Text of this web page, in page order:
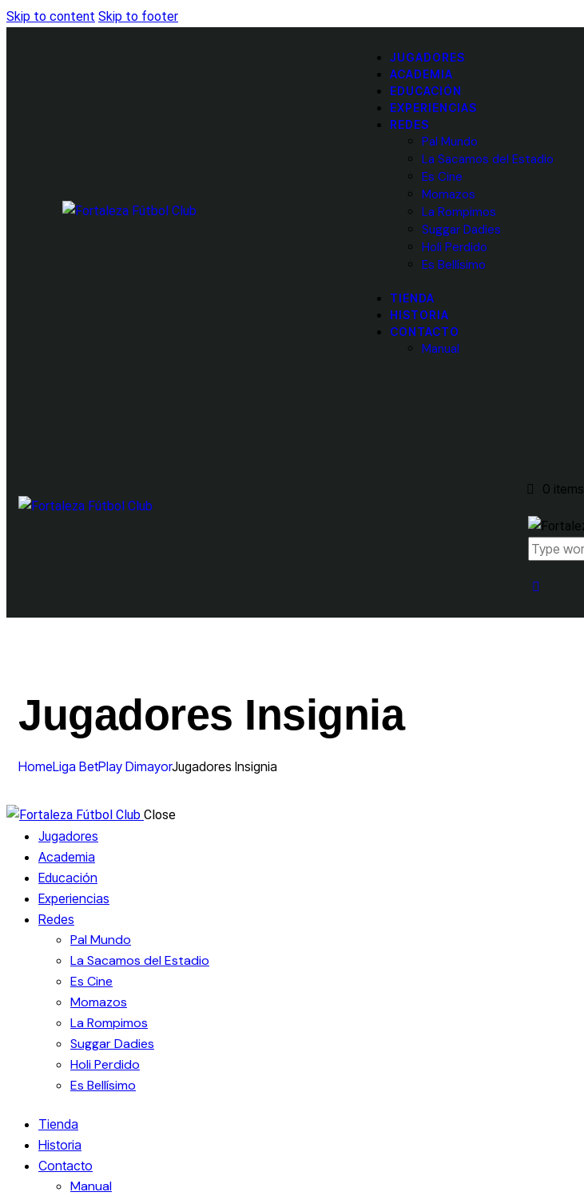
Skip to content Skip to footer
JUGADORES
ACADEMIA
EDUCACIÓN
EXPERIENCIAS
REDES
Pal Mundo
La Sacamos del Estadio
Es Cine
Momazos
La Rompimos
Suggar Dadies
Holi Perdido
Es Bellísimo
TIENDA
HISTORIA
CONTACTO
Manual
0 items
Jugadores Insignia
HomeLiga BetPlay DimayorJugadores Insignia
Close
Jugadores
Academia
Educación
Experiencias
Redes
Pal Mundo
La Sacamos del Estadio
Es Cine
Momazos
La Rompimos
Suggar Dadies
Holi Perdido
Es Bellísimo
Tienda
Historia
Contacto
Manual